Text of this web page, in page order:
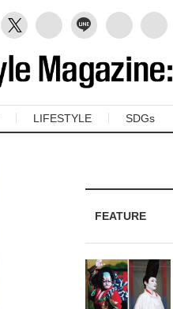
LIFESTYLE SDGs
FEATURE